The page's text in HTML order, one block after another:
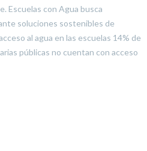
Escuelas con Agua busca
soluciones sostenibles de
al agua en las escuelas 14% de
públicas no cuentan con acceso